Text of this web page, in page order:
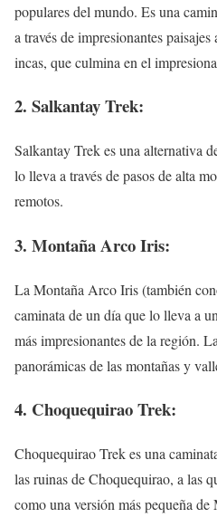
populares del mundo. Es una
a través de impresionantes
incas, que culmina en el
2. Salkantay Trek:
Salkantay Trek es una alternativa
lo lleva a través de pasos de alta
remotos.
3. Montaña Arco Iris:
La Montaña Arco Iris (también
caminata de un día que lo lleva a
más impresionantes de la región.
panorámicas de las montañas y
4. Choquequirao Trek:
Choquequirao Trek es una
las ruinas de Choquequirao, a las
como una versión más pequeña de